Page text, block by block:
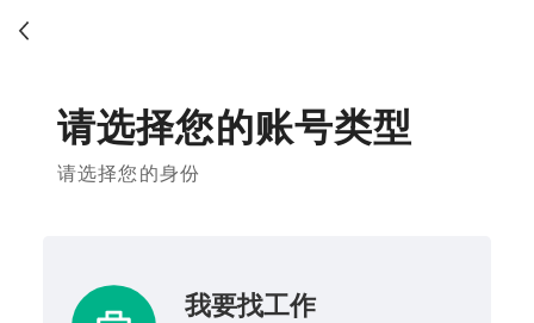
请选择您的账号类型
请选择您的身份
我要找工作